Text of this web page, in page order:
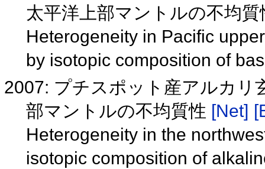
太平洋上部マントルの不均
Heterogeneity in Pacific
by isotopic composition of
2007: プチスポット産アルカリ
部マントルの不均質性 [Net]
Heterogeneity in the
isotopic composition of